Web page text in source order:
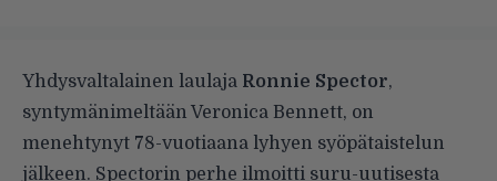
Yhdysvaltalainen laulaja Ronnie Spector,
syntymänimeltään Veronica Bennett, on
menehtynyt 78-vuotiaana lyhyen syöpätaistelun
jälkeen. Spectorin perhe ilmoitti suru-uutisesta